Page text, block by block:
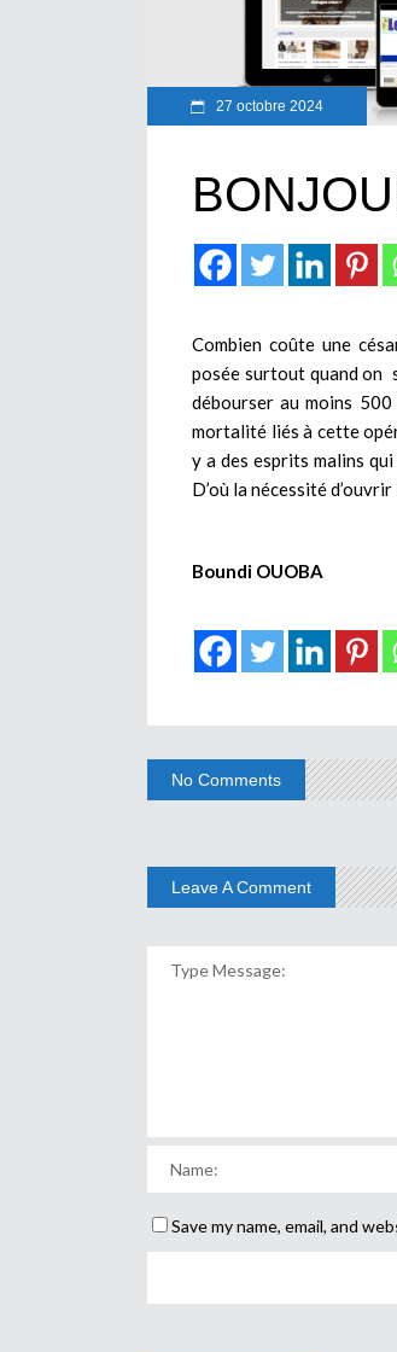
27 octobre 2024
Combien coûte une
posée surtout quand on
débourser au moins
mortalité liés à cette
y a des esprits malins
D’où la nécessité
Boundi OUOBA
No Comments
Leave A Comment
Save my name, email, and